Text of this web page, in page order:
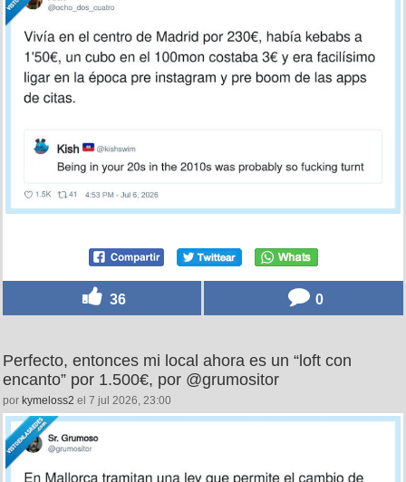
36 0
Perfecto, entonces mi local ahora es un “loft con
encanto” por 1.500€, por @grumositor
por kymeloss2 el 7 jul 2026, 23:00